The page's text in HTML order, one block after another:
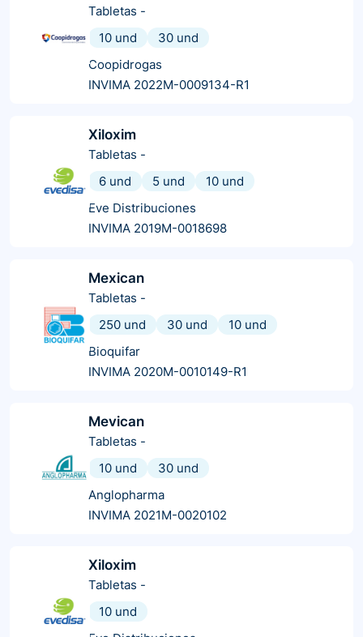
Tabletas -
10 und
30 und
Coopidrogas
INVIMA 2022M-0009134-R1
Xiloxim
Tabletas -
6 und
5 und
10 und
Eve Distribuciones
INVIMA 2019M-0018698
Mexican
Tabletas -
250 und
30 und
10 und
Bioquifar
INVIMA 2020M-0010149-R1
Mevican
Tabletas -
10 und
30 und
Anglopharma
INVIMA 2021M-0020102
Xiloxim
Tabletas -
10 und